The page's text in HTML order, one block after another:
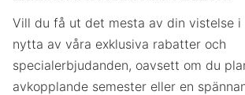
Vill du få ut det mesta av din vistelse i
nytta av våra exklusiva rabatter och
specialerbjudanden, oavsett om du
avkopplande semester eller en